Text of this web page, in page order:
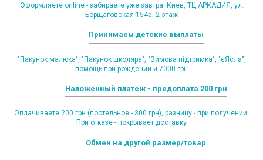
Оформляете online - забираете уже завтра: Киев, ТЦ АРКАДИЯ, ул.
Борщаговская 154а, 2 этаж
Принимаем детские выплаты
"Пакунок малюка", "Пакунок школяра", "Зимова підтримка", "єЯсла",
помощь при рождении и 7000 грн
Наложенный платеж - предоплата 200 грн
Оплачиваете 200 грн (постельное - 300 грн), разницу - при получении.
При отказе - покрывает доставку
Обмен на другой размер/товар